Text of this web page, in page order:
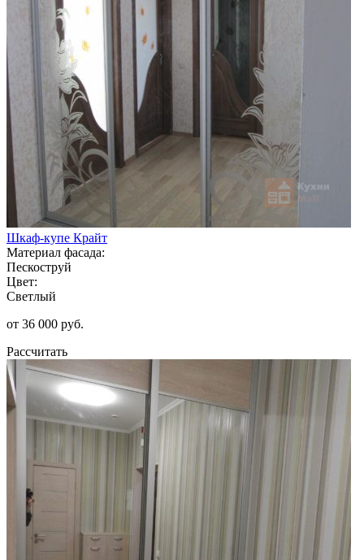
Шкаф-купе Крайт
Материал фасада:
Пескоструй
Цвет:
Светлый
от 36 000 руб.
Рассчитать